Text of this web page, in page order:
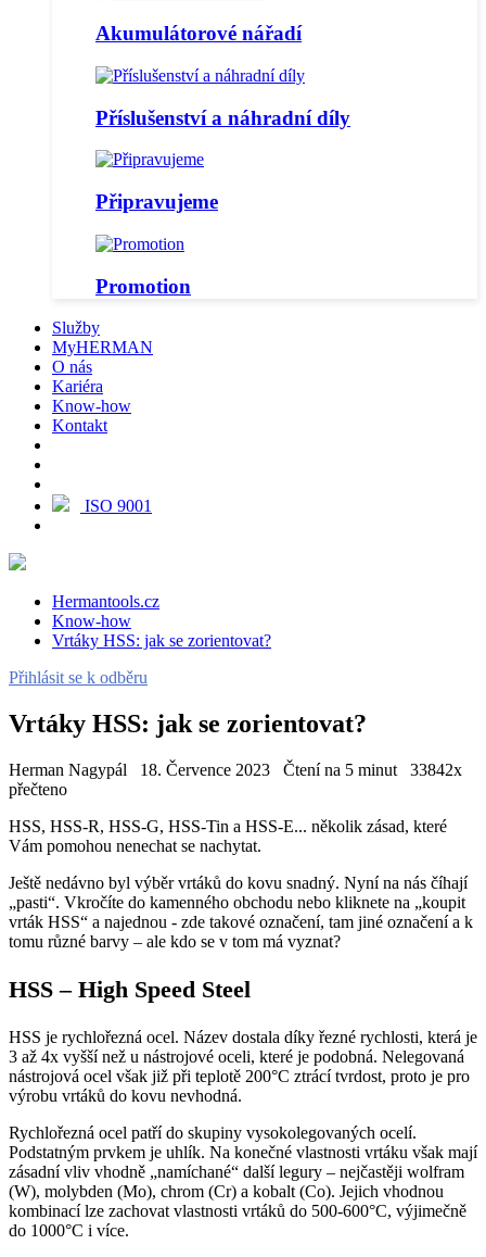
Akumulátorové nářadí
Příslušenství a náhradní díly
Připravujeme
Promotion
Služby
MyHERMAN
O nás
Kariéra
Know-how
Kontakt
ISO 9001
Hermantools.cz
Know-how
Vrtáky HSS: jak se zorientovat?
Přihlásit se k odběru
Vrtáky HSS: jak se zorientovat?
Herman Nagypál 18. Července 2023 Čtení na 5 minut
33842x
přečteno
HSS, HSS-R, HSS-G, HSS-Tin a HSS-E... několik zásad, které
Vám pomohou nenechat se nachytat.
Ještě nedávno byl výběr vrtáků do kovu snadný. Nyní na nás číhají
„pasti“. Vkročíte do kamenného obchodu nebo kliknete na „koupit
vrták HSS“ a najednou - zde takové označení, tam jiné označení a k
tomu různé barvy – ale kdo se v tom má vyznat?
HSS – High Speed Steel
HSS je rychlořezná ocel. Název dostala díky řezné rychlosti, která je
3 až 4x vyšší než u nástrojové oceli, které je podobná. Nelegovaná
nástrojová ocel však již při teplotě 200°C ztrácí tvrdost, proto je pro
výrobu vrtáků do kovu nevhodná.
Rychlořezná ocel patří do skupiny vysokolegovaných ocelí.
Podstatným prvkem je uhlík. Na konečné vlastnosti vrtáku však mají
zásadní vliv vhodně „namíchané“ další legury – nejčastěji wolfram
(W), molybden (Mo), chrom (Cr) a kobalt (Co). Jejich vhodnou
kombinací lze zachovat vlastnosti vrtáků do 500-600°C, výjimečně
do 1000°C i více.